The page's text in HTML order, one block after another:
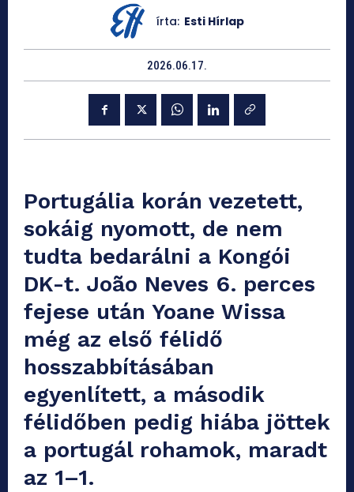
írta: Esti Hírlap
2026.06.17.
Portugália korán vezetett,
sokáig nyomott, de nem
tudta bedarálni a Kongói
DK-t. João Neves 6. perces
fejese után Yoane Wissa
még az első félidő
hosszabbításában
egyenlített, a második
félidőben pedig hiába jöttek
a portugál rohamok, maradt
az 1–1.